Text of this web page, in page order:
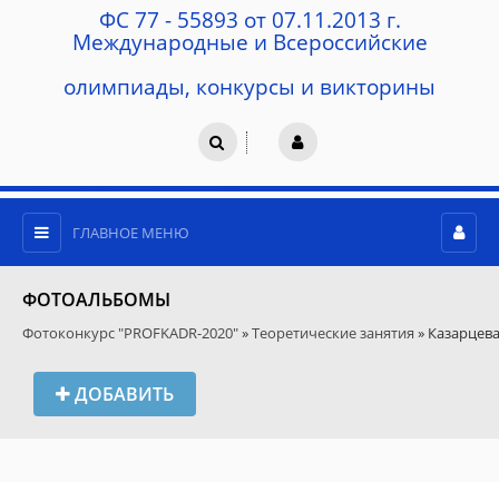
ФС 77 - 55893 от 07.11.2013 г.
Международные и Всероссийские
олимпиады, конкурсы и викторины
ГЛАВНОЕ МЕНЮ
ФОТОАЛЬБОМЫ
Фотоконкурс "PROFKADR-2020"»Теоретические занятия »
ДОБАВИТЬ